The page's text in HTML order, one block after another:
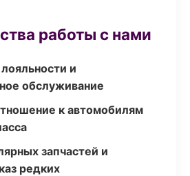
работы с нами
и
обслуживание
к автомобилям
запчастей и
редких